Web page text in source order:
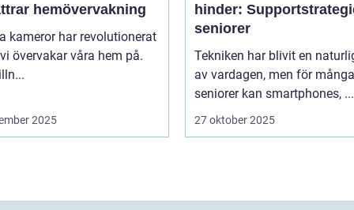
hemövervakning
kameror har revolutionerat
övervakar våra hem på.
2025
hinder:
seniorer
Tekniken har blivit en
av vardagen, men för många
seniorer kan smartphones, ...
27 oktober 2025